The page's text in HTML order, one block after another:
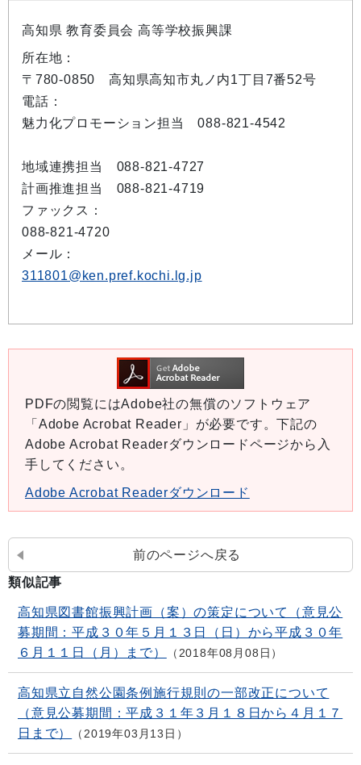
高知県 教育委員会 高等学校振興課
所在地：
〒780-0850 高知県高知市丸ノ内1丁目7番52号
電話：
魅力化プロモーション担当 088-821-4542
地域連携担当 088-821-4727
計画推進担当 088-821-4719
ファックス：
088-821-4720
メール：
311801@ken.pref.kochi.lg.jp
PDFの閲覧にはAdobe社の無償のソフトウェア
「Adobe Acrobat Reader」が必要です。下記の
Adobe Acrobat Readerダウンロードページから入
手してください。
Adobe Acrobat Readerダウンロード
前のページへ戻る
類似記事
高知県図書館振興計画（案）の策定について（意見公
募期間：平成３０年５月１３日（日）から平成３０年
６月１１日（月）まで）
2018年08月08日
高知県立自然公園条例施行規則の一部改正について
（意見公募期間：平成３１年３月１８日から４月１７
日まで）
2019年03月13日